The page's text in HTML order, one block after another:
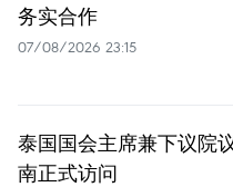
务实合作
07/08/2026 23:15
泰国国会主席兼下议院
南正式访问